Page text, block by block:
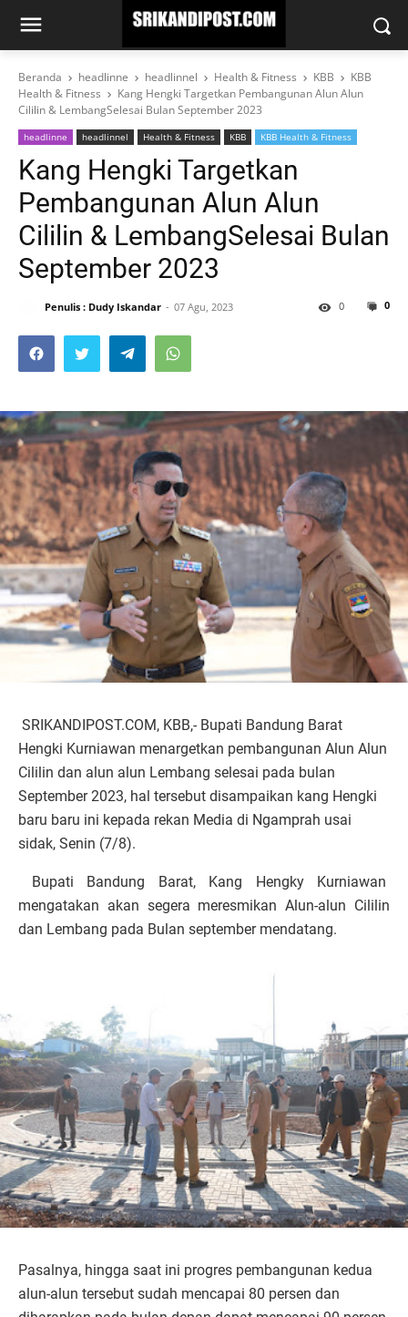
Beranda headlinne headlinnel Health & Fitness KBB
KBB
Health & Fitness
Kang Hengki Targetkan Pembangunan Alun Alun
Cililin & LembangSelesai Bulan September 2023
headlinne headlinnel Health & Fitness KBB KBB Health & Fitness
Kang Hengki Targetkan
Pembangunan Alun Alun
Cililin & LembangSelesai Bulan
September 2023
Penulis : Dudy Iskandar 07 Agu, 2023 0
0
SRIKANDIPOST.COM, KBB,- Bupati Bandung Barat
Hengki Kurniawan menargetkan pembangunan Alun Alun
Cililin dan alun alun Lembang selesai pada bulan
September 2023, hal tersebut disampaikan kang Hengki
baru baru ini kepada rekan Media di Ngamprah usai
sidak, Senin (7/8).
Bupati Bandung Barat, Kang Hengky Kurniawan
mengatakan akan segera meresmikan Alun-alun Cililin
dan Lembang pada Bulan september mendatang.
Pasalnya, hingga saat ini progres pembangunan kedua
alun-alun tersebut sudah mencapai 80 persen dan